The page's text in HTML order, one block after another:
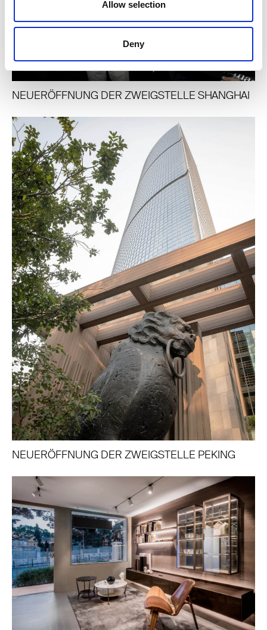
Allow selection
Deny
NEUERÖFFNUNG DER ZWEIGSTELLE SHANGHAI
NEUERÖFFNUNG DER ZWEIGSTELLE PEKING